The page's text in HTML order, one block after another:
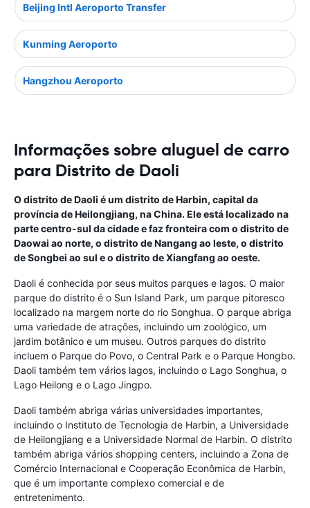
Beijing Intl Aeroporto Transfer
Kunming Aeroporto
Hangzhou Aeroporto
Informações sobre aluguel de carro
para Distrito de Daoli
O distrito de Daoli é um distrito de Harbin, capital da
província de Heilongjiang, na China. Ele está localizado na
parte centro-sul da cidade e faz fronteira com o distrito de
Daowai ao norte, o distrito de Nangang ao leste, o distrito
de Songbei ao sul e o distrito de Xiangfang ao oeste.
Daoli é conhecida por seus muitos parques e lagos. O maior
parque do distrito é o Sun Island Park, um parque pitoresco
localizado na margem norte do rio Songhua. O parque abriga
uma variedade de atrações, incluindo um zoológico, um
jardim botânico e um museu. Outros parques do distrito
incluem o Parque do Povo, o Central Park e o Parque Hongbo.
Daoli também tem vários lagos, incluindo o Lago Songhua, o
Lago Heilong e o Lago Jingpo.
Daoli também abriga várias universidades importantes,
incluindo o Instituto de Tecnologia de Harbin, a Universidade
de Heilongjiang e a Universidade Normal de Harbin. O distrito
também abriga vários shopping centers, incluindo a Zona de
Comércio Internacional e Cooperação Econômica de Harbin,
que é um importante complexo comercial e de
entretenimento.